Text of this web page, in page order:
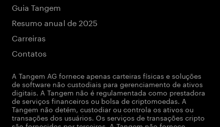
Guia Tangem
Resumo anual de 2025
Carreiras
Contatos
A Tangem AG fornece apenas carteiras físicas e soluções
de software não custodiais para gerenciamento de ativos
digitais. A Tangem não é regulamentada como prestadora
de serviços financeiros ou bolsa de criptomoedas. A
Tangem não detém, custodiar ou controla os ativos ou
transações dos usuários. Os serviços de transações cripto